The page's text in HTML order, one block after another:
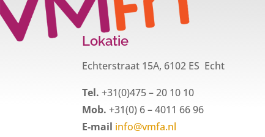
Lokatie
Echterstraat 15A, 6102 ES Echt
Tel. +31(0)475 – 20 10 10
Mob. +31(0) 6 – 4011 66 96
E-mail info@vmfa.nl